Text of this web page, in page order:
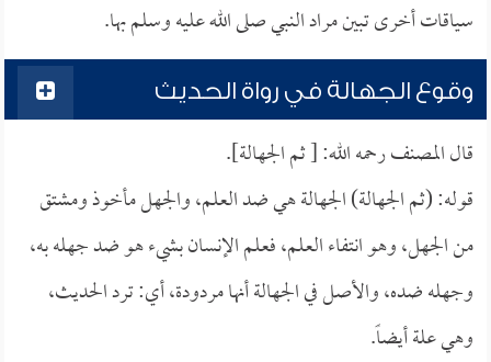
سياقات أخرى تبين مراد النبي صلى الله عليه وسلم بها.
وقوع الجهالة في رواة الحديث
قال المصنف رحمه الله: [ ثم الجهالة].
قوله: (ثم الجهالة) الجهالة هي ضد العلم، والجهل مأخوذ ومشتق
من الجهل، وهو انتفاء العلم، فعلم الإنسان بشيء هو ضد جهله به،
وجهله ضده، والأصل في الجهالة أنها مردودة، أي: ترد الحديث،
وهي علة أيضاً.